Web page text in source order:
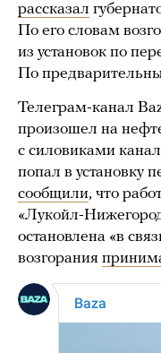
рассказал
По его словам
из установок по
По
Телеграм-канал
произошел на
с силовиками
попал в установку
сообщили, что
«Лукойл-
остановлена «в
возгорания